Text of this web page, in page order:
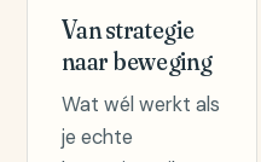
Van strategie
naar beweging
Wat wél werkt als
je echte